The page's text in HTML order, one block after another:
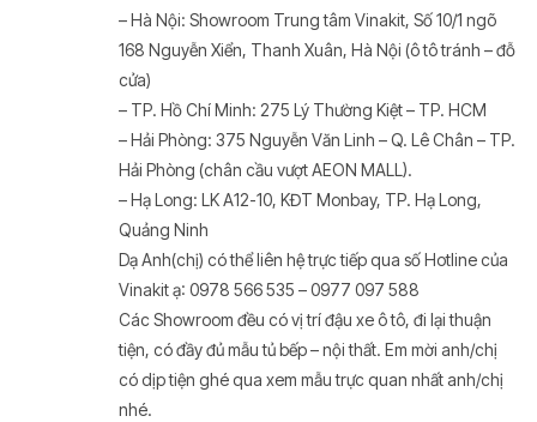
– Hà Nội: Showroom Trung tâm Vinakit, Số 10/1 ngõ
168 Nguyễn Xiển, Thanh Xuân, Hà Nội (ô tô tránh – đỗ
cửa)
– TP. Hồ Chí Minh: 275 Lý Thường Kiệt – TP. HCM
– Hải Phòng: 375 Nguyễn Văn Linh – Q. Lê Chân – TP.
Hải Phòng (chân cầu vượt AEON MALL).
– Hạ Long: LK A12-10, KĐT Monbay, TP. Hạ Long,
Quảng Ninh
Dạ Anh(chị) có thể liên hệ trực tiếp qua số Hotline của
Vinakit ạ: 0978 566 535 – 0977 097 588
Các Showroom đều có vị trí đậu xe ô tô, đi lại thuận
tiện, có đầy đủ mẫu tủ bếp – nội thất. Em mời anh/chị
có dịp tiện ghé qua xem mẫu trực quan nhất anh/chị
nhé.